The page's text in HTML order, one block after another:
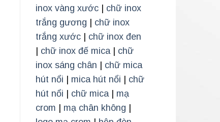
inox vàng xước| chữ inox
trắng gương
chữ inox
trắng xước| chữ inox đen
chữ inox đế mica| chữ
inox sáng chân
chữ mica
hút nổi
mica hút nổi
chữ
hút nổi
chữ mica| mạ
crom
mạ chân không